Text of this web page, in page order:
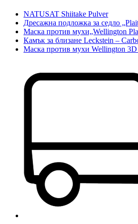
NATUSAT Shiitake Pulver
Дресажна подложка за седло
Маска против мухи„Wellington
Камък за близане Leckstein –
Маска против мухи Wellington